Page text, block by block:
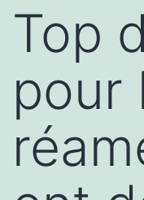
Top
pour